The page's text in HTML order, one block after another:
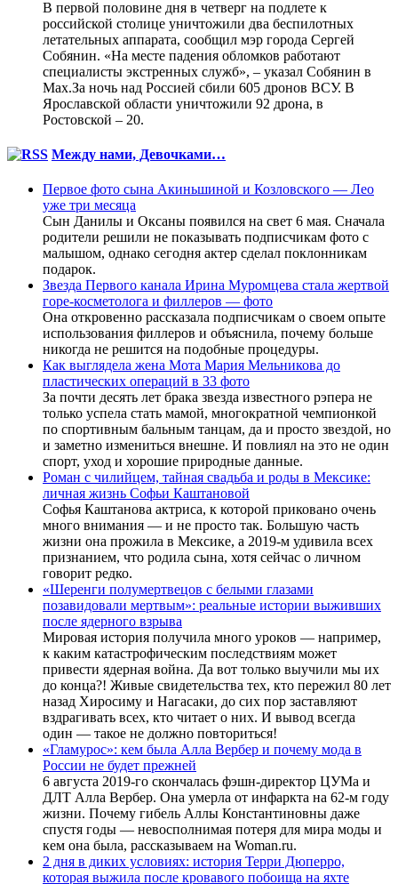
В первой половине дня в четверг на подлете к
российской столице уничтожили два беспилотных
летательных аппарата, сообщил мэр города Сергей
Собянин. «На месте падения обломков работают
специалисты экстренных служб», – указал Собянин в
Max.За ночь над Россией сбили 605 дронов ВСУ. В
Ярославской области уничтожили 92 дрона, в
Ростовской – 20.
Между нами, Девочками…
Первое фото сына Акиньшиной и Козловского — Лео
уже три месяца
Сын Данилы и Оксаны появился на свет 6 мая. Сначала
родители решили не показывать подписчикам фото с
малышом, однако сегодня актер сделал поклонникам
подарок.
Звезда Первого канала Ирина Муромцева стала жертвой
горе-косметолога и филлеров — фото
Она откровенно рассказала подписчикам о своем опыте
использования филлеров и объяснила, почему больше
никогда не решится на подобные процедуры.
Как выглядела жена Мота Мария Мельникова до
пластических операций в 33 фото
За почти десять лет брака звезда известного рэпера не
только успела стать мамой, многократной чемпионкой
по спортивным бальным танцам, да и просто звездой, но
и заметно измениться внешне. И повлиял на это не один
спорт, уход и хорошие природные данные.
Роман с чилийцем, тайная свадьба и роды в Мексике:
личная жизнь Софьи Каштановой
Софья Каштанова актриса, к которой приковано очень
много внимания — и не просто так. Большую часть
жизни она прожила в Мексике, а 2019-м удивила всех
признанием, что родила сына, хотя сейчас о личном
говорит редко.
«Шеренги полумертвецов с белыми глазами
позавидовали мертвым»: реальные истории выживших
после ядерного взрыва
Мировая история получила много уроков — например,
к каким катастрофическим последствиям может
привести ядерная война. Да вот только выучили мы их
до конца?! Живые свидетельства тех, кто пережил 80 лет
назад Хиросиму и Нагасаки, до сих пор заставляют
вздрагивать всех, кто читает о них. И вывод всегда
один — такое не должно повториться!
«Гламурос»: кем была Алла Вербер и почему мода в
России не будет прежней
6 августа 2019-го скончалась фэшн-директор ЦУМа и
ДЛТ Алла Вербер. Она умерла от инфаркта на 62-м году
жизни. Почему гибель Аллы Константиновны даже
спустя годы — невосполнимая потеря для мира моды и
кем она была, рассказываем на Woman.ru.
2 дня в диких условиях: история Терри Дюперро,
которая выжила после кровавого побоища на яхте